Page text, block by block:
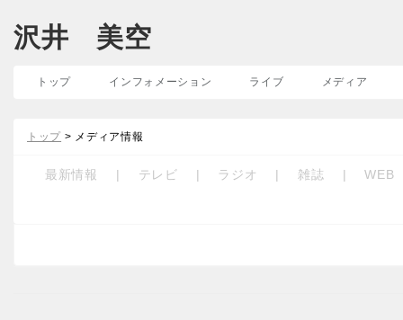
沢井 美空
トップ インフォメーション ライブ メディア
トップ > メディア情報
最新情報 | テレビ | ラジオ | 雑誌 | WEB